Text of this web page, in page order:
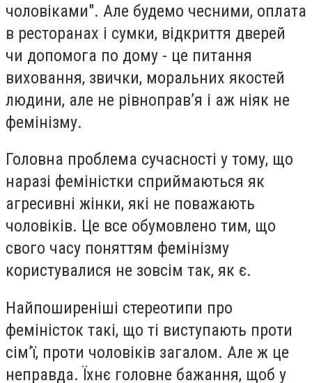
чоловіками". Але будемо чесними, оплата
в ресторанах і сумки, відкриття дверей
чи допомога по дому - це питання
виховання, звички, моральних якостей
людини, але не рівноправ’я і аж ніяк не
фемінізму.
Головна проблема сучасності у тому, що
наразі феміністки сприймаються як
агресивні жінки, які не поважають
чоловіків. Це все обумовлено тим, що
свого часу поняттям фемінізму
користувалися не зовсім так, як є.
Найпоширеніші стереотипи про
феміністок такі, що ті виступають проти
сім’ї, проти чоловіків загалом. Але ж це
неправда. Їхнє головне бажання, щоб у